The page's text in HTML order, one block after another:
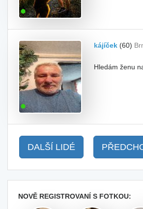
kájíček (60)
Hledám ženu
DALŠÍ LIDÉ
NOVĚ REGISTROVANÍ S FOTKOU: